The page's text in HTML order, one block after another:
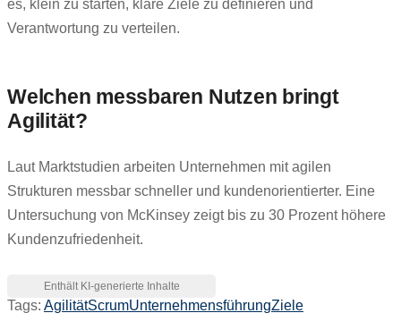
es, klein zu starten, klare Ziele zu definieren und
Verantwortung zu verteilen.
Welchen messbaren Nutzen bringt
Agilität?
Laut Marktstudien arbeiten Unternehmen mit agilen
Strukturen messbar schneller und kundenorientierter. Eine
Untersuchung von McKinsey zeigt bis zu 30 Prozent höhere
Kundenzufriedenheit.
Tags: AgilitätScrumUnternehmensführungZiele